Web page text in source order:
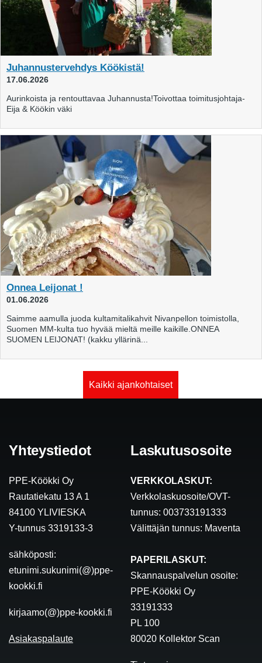
Juhannustervehdys Köökistä!
17.06.2026
Aurinkoista ja rentouttavaa Juhannusta!Toivottaa toimitusjohtaja-
Eija & Köökin väki
Onnea Leijonat !
01.06.2026
Saimme aamulla juoda kultamitalikahvit Nivanpellon toimistolla,
Suomen MM-kulta tuo hyvää mieltä meille kaikille.ONNEA
SUOMEN LEIJONAT! (kakku yllärinä...
Kaikki ajankohtaiset
Yhteystiedot
PPE-Köökki Oy
Rautatiekatu 13 A 1
84100 YLIVIESKA
Y-tunnus 3319133-3
sähköposti:
etunimi.sukunimi(@)ppe-
kookki.fi
kirjaamo(@)ppe-kookki.fi
Asiakaspalaute
Laskutusosoite
VERKKOLASKUT:
Verkkolaskuosoite/OVT-
tunnus: 003733191333
Välittäjän tunnus: Maventa
PAPERILASKUT:
Skannauspalvelun osoite:
PPE-Köökki Oy
33191333
PL 100
80020 Kollektor Scan